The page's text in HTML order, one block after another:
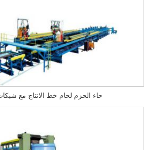
حاء الحزم لحام خط الانتاج مع